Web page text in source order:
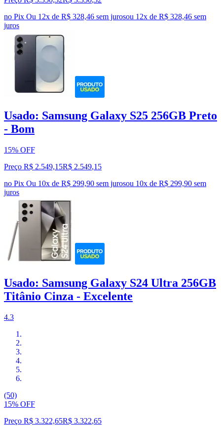
no Pix Ou 12x de R$ 328,46 sem jurosou 12x de R$ 328,46 sem
juros
Usado: Samsung Galaxy S25 256GB Preto
- Bom
15% OFF
Preço R$ 2.549,15R$ 2.549,15
no Pix Ou 10x de R$ 299,90 sem jurosou 10x de R$ 299,90 sem
juros
Usado: Samsung Galaxy S24 Ultra 256GB
Titânio Cinza - Excelente
4.3
(50)
15% OFF
Preço R$ 3.322,65R$ 3.322,65